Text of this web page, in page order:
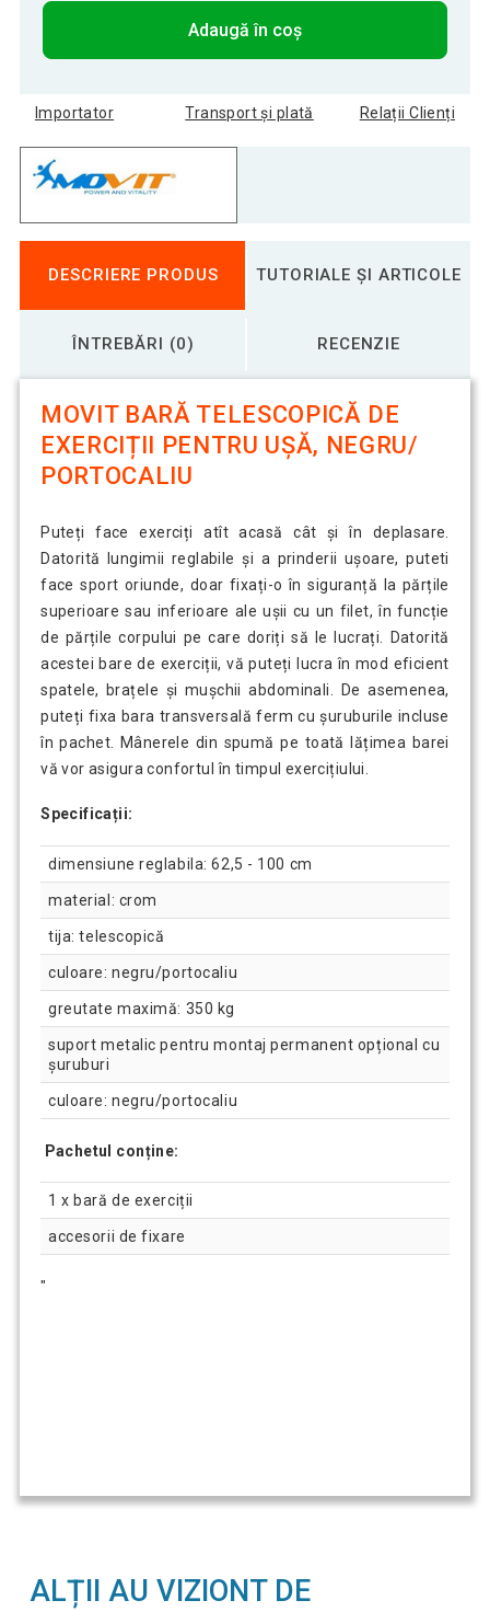
Adaugă în coș
Importator Transport și plată Relații Clienți
DESCRIERE PRODUS TUTORIALE ȘI ARTICOLE
ÎNTREBĂRI (0) RECENZIE
MOVIT BARĂ TELESCOPICĂ DE
EXERCIȚII PENTRU UȘĂ, NEGRU/
PORTOCALIU
Puteți face exerciți atît acasă cât și în deplasare.
Datorită lungimii reglabile și a prinderii ușoare, puteti
face sport oriunde, doar fixați-o în siguranță la părțile
superioare sau inferioare ale ușii cu un filet, în funcție
de părțile corpului pe care doriți să le lucrați. Datorită
acestei bare de exerciții, vă puteți lucra în mod eficient
spatele, brațele și mușchii abdominali. De asemenea,
puteți fixa bara transversală ferm cu șuruburile incluse
în pachet. Mânerele din spumă pe toată lățimea barei
vă vor asigura confortul în timpul exercițiului.
Specificații:
dimensiune reglabila: 62,5 - 100 cm
material: crom
tija: telescopică
culoare: negru/portocaliu
greutate maximă: 350 kg
suport metalic pentru montaj permanent opțional cu
șuruburi
culoare: negru/portocaliu
Pachetul conține:
1 x bară de exerciții
accesorii de fixare
"
ALȚII AU VIZIONT DE